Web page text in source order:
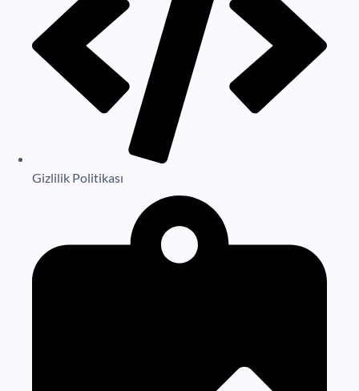
Gizlilik Politikası